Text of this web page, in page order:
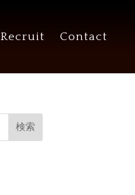
Recruit Contact
検索